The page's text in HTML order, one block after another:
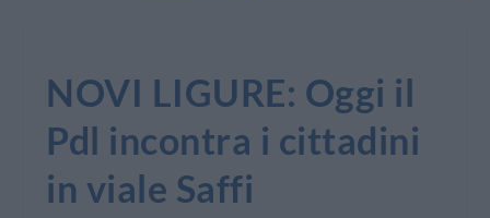
NOVI LIGURE: Oggi il
Pdl incontra i cittadini
in viale Saffi